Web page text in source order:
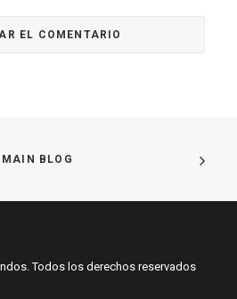
MAIN BLOG
Todos los derechos reservados